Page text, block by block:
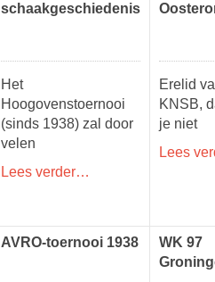
schaakgeschiedenis
Het
Hoogovenstoernooi
(sinds 1938) zal door
velen
Lees verder…
Erelid
KNSB,
je niet
Lees
AVRO-toernooi 1938
WK 97